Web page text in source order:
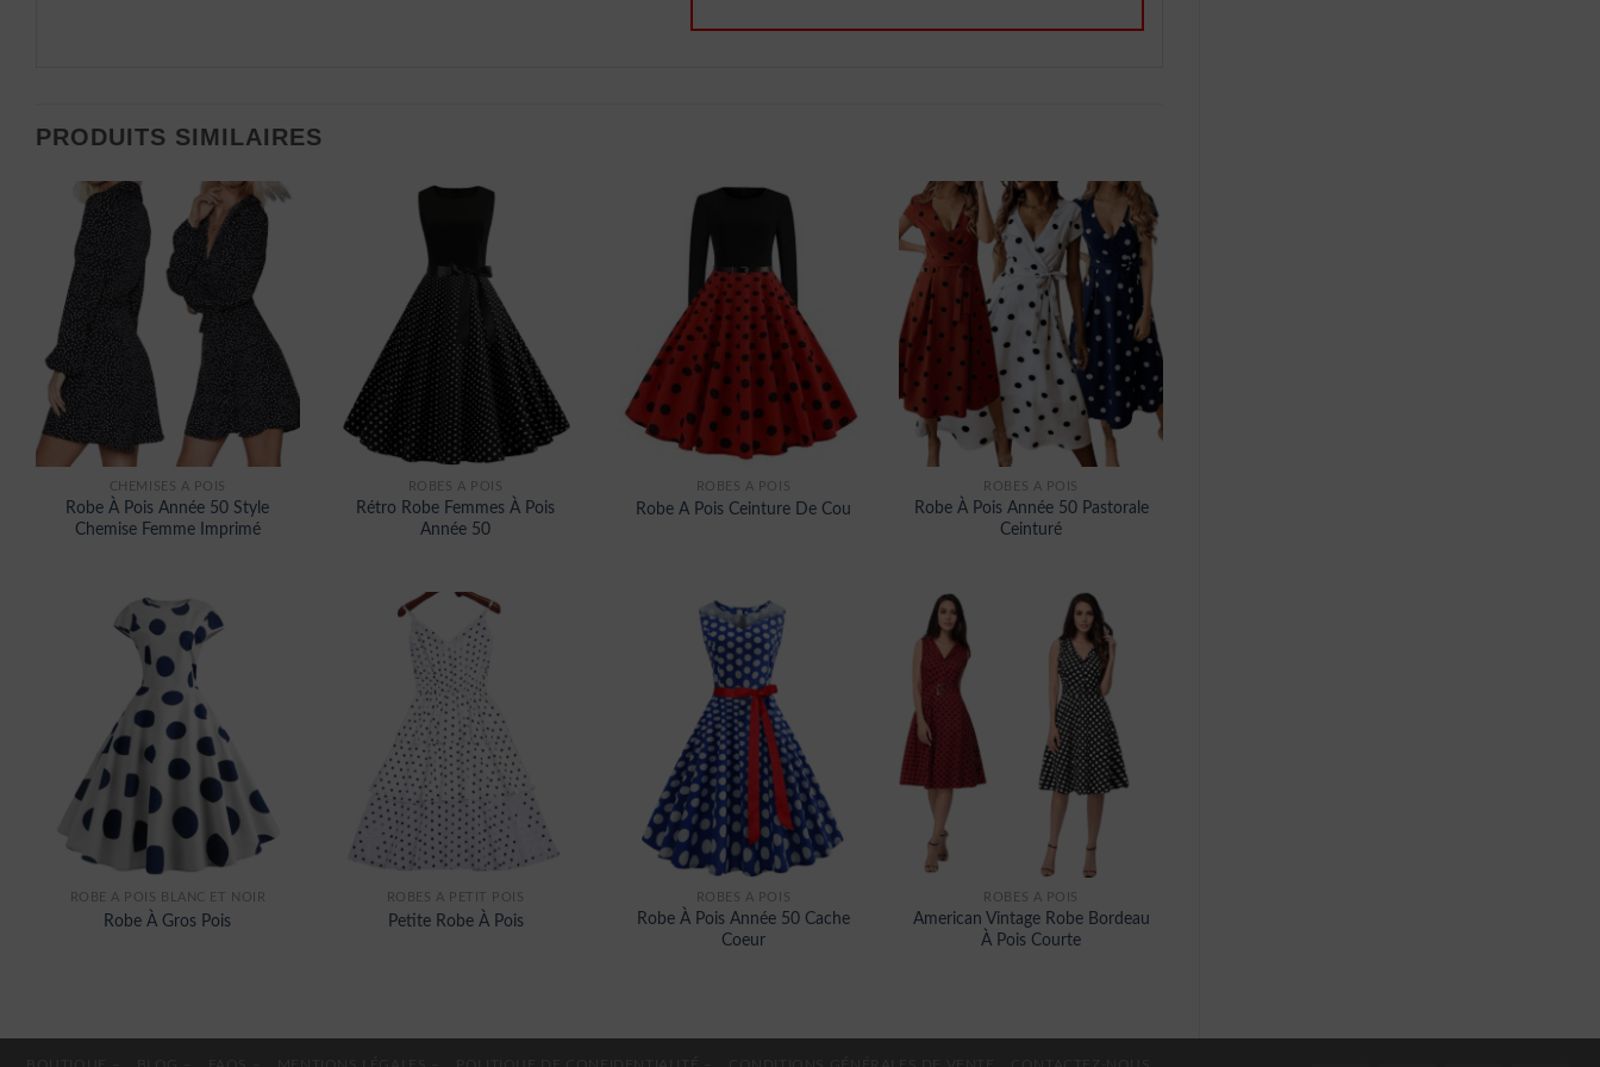
PRODUITS SIMILAIRES
CHEMISES À POIS
Robe À Pois Année 50 Style
Chemise Femme Imprimé
ROBES À POIS
Rétro Robe Femmes À Pois
Année 50
ROBES À POIS
Robe A Pois Ceinture De Cou
ROBES À POIS
Robe À Pois Année 50 Pastorale
Ceinturé
ROBE A POIS BLANC ET NOIR
Robe À Gros Pois
ROBES À PETIT POIS
Petite Robe À Pois
ROBES À POIS
Robe À Pois Année 50 Cache
Coeur
ROBES À POIS
American Vintage Robe Bordeau
À Pois Courte